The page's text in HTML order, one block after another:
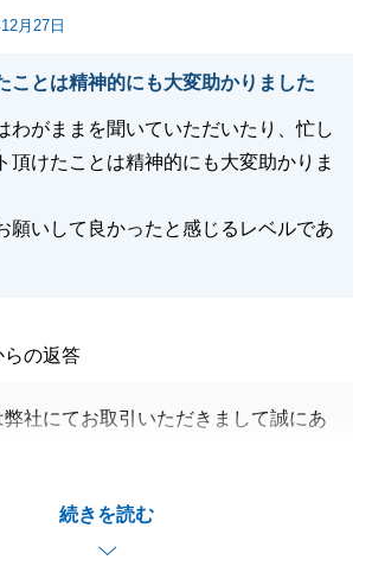
月27日
ことは精神的にも大変助かりました
わがままを聞いていただいたり、忙し
頂けたことは精神的にも大変助かりま
願いして良かったと感じるレベルであ
続きを読む
らの返答
社にてお取引いただきまして誠にあ
事項も多い中、T様ご家族にご協力い
で無事にお取引を完了することができ